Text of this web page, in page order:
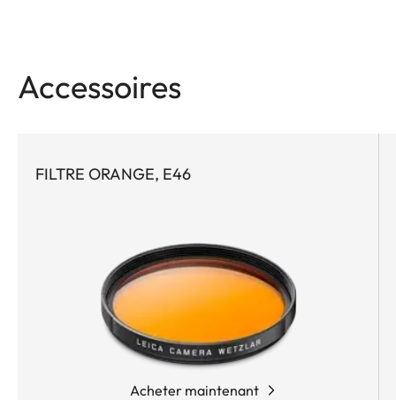
Accessoires
FILTRE ORANGE, E46
Acheter maintenant